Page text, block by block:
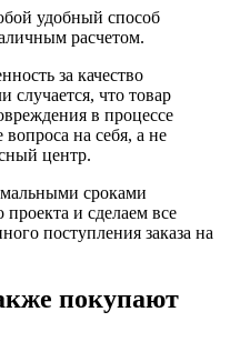
удобный способ
расчетом.
за качество
случается, что товар
в процессе
на себя, а не
центр.
сроками
и сделаем все
поступления заказа на
покупают